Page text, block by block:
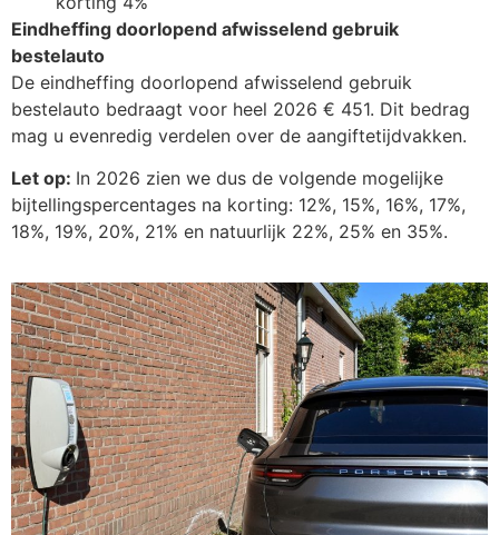
Eindheffing doorlopend afwisselend gebruik
bestelauto
De eindheffing doorlopend afwisselend gebruik
bestelauto bedraagt voor heel 2026 € 451. Dit bedrag
mag u evenredig verdelen over de aangiftetijdvakken.
Let op: In 2026 zien we dus de volgende mogelijke
bijtellingspercentages na korting: 12%, 15%, 16%, 17%,
18%, 19%, 20%, 21% en natuurlijk 22%, 25% en 35%.